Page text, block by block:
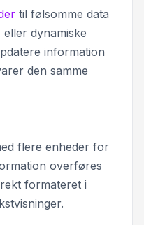
til følsomme data
dynamiske
information
den samme
flere enheder for
overføres
formateret i